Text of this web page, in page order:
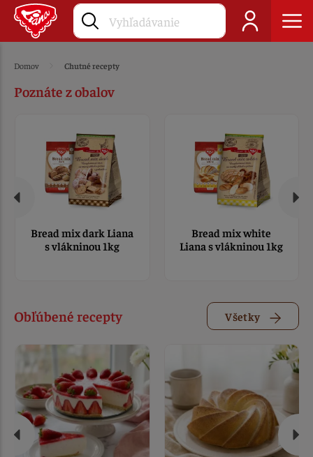
Domov Chutné recepty
Poznáte z obalov
Bread mix dark Liana
s vlákninou 1kg
Bread mix white
Liana s vlákninou 1kg
Obľúbené recepty Všetky